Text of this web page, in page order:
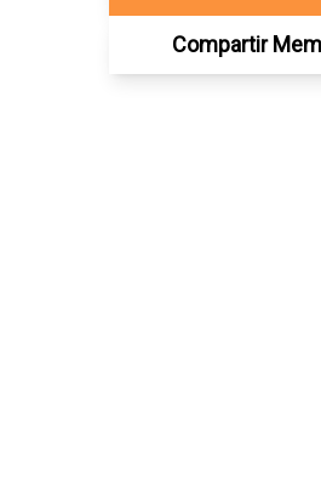
Compartir